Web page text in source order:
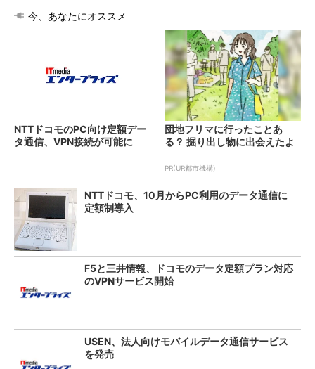
今、あなたにオススメ
NTTドコモのPC向け定額デー
タ通信、VPN接続が可能に
団地フリマに行ったことあ
る？ 掘り出し物に出会えたよ
PR(UR都市機構)
NTTドコモ、10月からPC利用のデータ通信に
定額制導入
F5と三井情報、ドコモのデータ定額プラン対応
のVPNサービス開始
USEN、法人向けモバイルデータ通信サービス
を発売